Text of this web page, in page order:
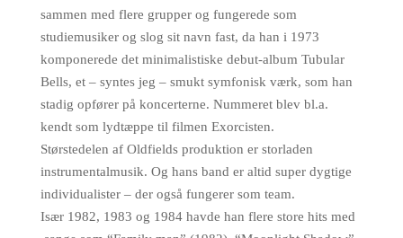
sammen med flere grupper og fungerede som
studiemusiker og slog sit navn fast, da han i 1973
komponerede det minimalistiske debut-album Tubular
Bells, et – syntes jeg – smukt symfonisk værk, som han
stadig opfører på koncerterne. Nummeret blev bl.a.
kendt som lydtæppe til filmen Exorcisten.
Størstedelen af Oldfields produktion er storladen
instrumentalmusik. Og hans band er altid super dygtige
individualister – der også fungerer som team.
Især 1982, 1983 og 1984 havde han flere store hits med